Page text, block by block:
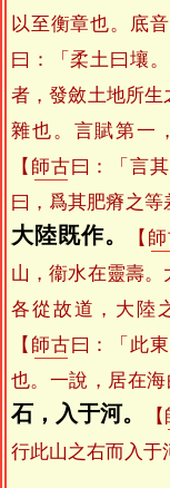
以至衡章也。底
曰：「柔土曰壤。
者，發斂土地所生
雜也。言賦第一
【 師古曰：「言
曰，爲其肥瘠之
大陸既作。
【
山，衞水在靈壽
各從故道，大陸
【 師古曰：「此
也。一說，居在海
石，入于河。
【
行此山之右而入于